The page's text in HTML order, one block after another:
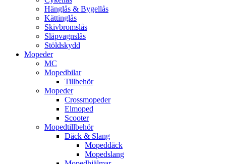
Hänglås & Bygellås
Kättinglås
Skivbromslås
Släpvagnslås
Stöldskydd
Mopeder
MC
Mopedbilar
Tillbehör
Mopeder
Crossmopeder
Elmoped
Scooter
Mopedtillbehör
Däck & Slang
Mopeddäck
Mopedslang